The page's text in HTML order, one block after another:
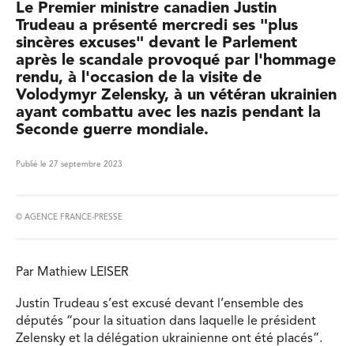
Le Premier ministre canadien Justin
Trudeau a présenté mercredi ses "plus
sincères excuses" devant le Parlement
après le scandale provoqué par l'hommage
rendu, à l'occasion de la visite de
Volodymyr Zelensky, à un vétéran ukrainien
ayant combattu avec les nazis pendant la
Seconde guerre mondiale.
Publié le 27 septembre 2023
© AGENCE FRANCE-PRESSE
Par Mathiew LEISER
Justin Trudeau s’est excusé devant l’ensemble des
députés “pour la situation dans laquelle le président
Zelensky et la délégation ukrainienne ont été placés”.